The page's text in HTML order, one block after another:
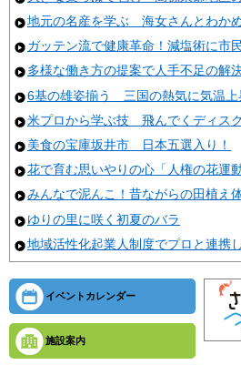
地元の名産を学ぶ 海女さんとわか
ガッテン流で健康革命！減塩術に市
多様な働き方の提案で人手不足の解
6基の雄姿揃う 三国の熱気に気温上
米プロから学ぶ技 飛んでくディス
美食の宝庫坂井市 日本五選入り！
花で育む思いやりの心「人権の花運動
みんなで泥んこ！昔ながらの田植え
ゆりの里に咲く初夏のバラ
地域活性化起業人制度でプロと連携
イベントカレンダー
施設案内